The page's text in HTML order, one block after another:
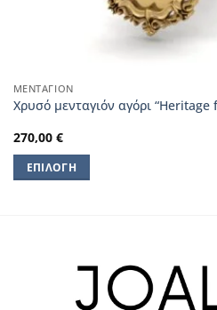
ΜΕΝΤΑΓΙΌΝ
Χρυσό μενταγιόν αγόρι “Heritage
270,00 €
ΕΠΙΛΟΓΉ